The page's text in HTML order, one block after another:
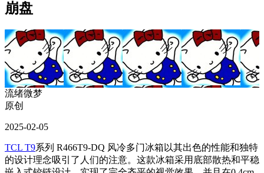
崩盘
流绪微梦
原创
2025-02-05
TCL T9系列 R466T9-DQ 风冷多门冰箱以其出色的性能和独特
的设计理念吸引了人们的注意。这款冰箱采用底部散热和平稳